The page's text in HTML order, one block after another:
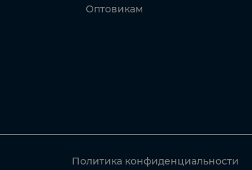
Оптовикам
Политика конфиденциальности